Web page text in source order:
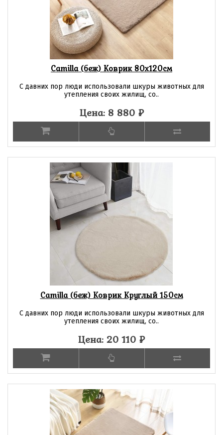
Camilla (беж) Коврик 80х120см
С давних пор люди использовали шкуры животных для
утепления своих жилищ, со..
Цена: 8 880 ₽
Camilla (беж) Коврик Круглый 150см
С давних пор люди использовали шкуры животных для
утепления своих жилищ, со..
Цена: 20 110 ₽